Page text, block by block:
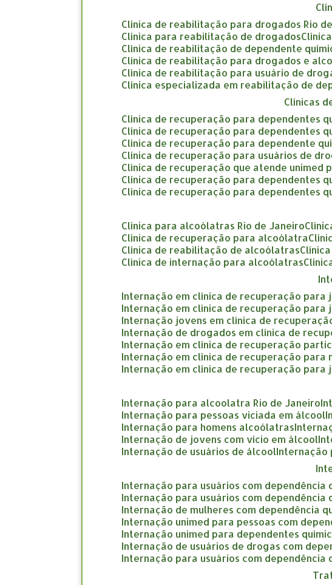
clínica de reabilitação para drogados Rio
clínica para reabilitação de drogados
clínica de reabilitação de dependente
clínica de reabilitação para drogados e
clínica de reabilitação para usuário de
clínica especializada em reabilitação de
clínicas
clínica de recuperação para dependentes
clínica de recuperação para dependentes
clínica de recuperação para dependente
clínica de recuperação para usuários de
clínica de recuperação que atende unimed
clínica de recuperação para dependentes
clínica de recuperação para dependentes
clínica para alcoólatras Rio de Janeiro
clínica de recuperação para alcoólatra
clínica de reabilitação de alcoólatras
clínica de internação para alcoólatras
internação em clínica de recuperação para
internação em clínica de recuperação para
internação jovens em clínica de
internação de drogados em clínica de
internação em clínica de recuperação
internação em clínica de recuperação para
internação em clínica de recuperação para
internação para alcoolatra Rio de Janeiro
internação para pessoas viciada em álcool
internação para homens alcoólatras
internação de jovens com vício em álcool
internação de usuários de álcool
internação para usuários com dependência
internação para usuários com dependência
internação de mulheres com dependência
internação unimed para pessoas com
internação unimed para dependentes
internação de usuários de drogas com
internação para usuários com dependência